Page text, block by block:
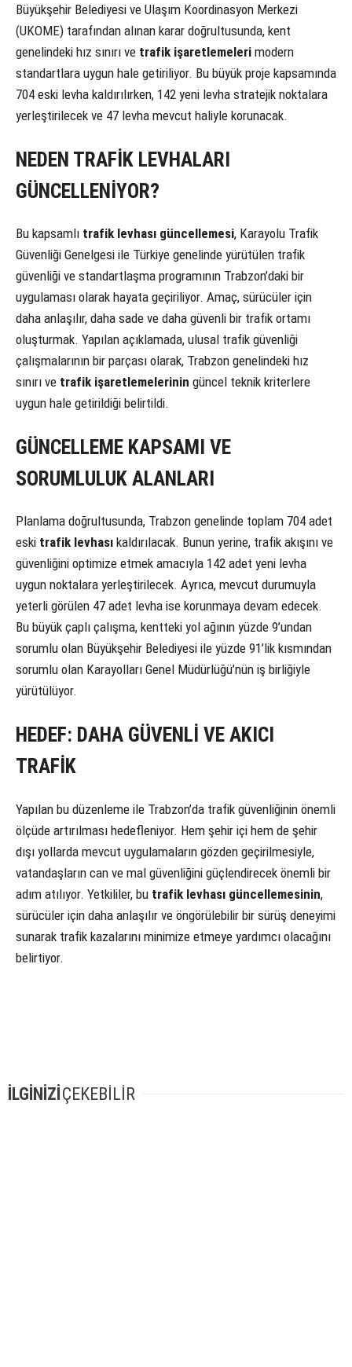
Büyükşehir Belediyesi ve Ulaşım Koordinasyon Merkezi
(UKOME) tarafından alınan karar doğrultusunda, kent
genelindeki hız sınırı ve trafik işaretlemeleri modern
standartlara uygun hale getiriliyor. Bu büyük proje kapsamında
704 eski levha kaldırılırken, 142 yeni levha stratejik noktalara
yerleştirilecek ve 47 levha mevcut haliyle korunacak.
NEDEN TRAFİK LEVHALARI
GÜNCELLENİYOR?
Bu kapsamlı trafik levhası güncellemesi, Karayolu Trafik
Güvenliği Genelgesi ile Türkiye genelinde yürütülen trafik
güvenliği ve standartlaşma programının Trabzon’daki bir
uygulaması olarak hayata geçiriliyor. Amaç, sürücüler için
daha anlaşılır, daha sade ve daha güvenli bir trafik ortamı
oluşturmak. Yapılan açıklamada, ulusal trafik güvenliği
çalışmalarının bir parçası olarak, Trabzon genelindeki hız
sınırı ve trafik işaretlemelerinin güncel teknik kriterlere
uygun hale getirildiği belirtildi.
GÜNCELLEME KAPSAMI VE
SORUMLULUK ALANLARI
Planlama doğrultusunda, Trabzon genelinde toplam 704 adet
eski trafik levhası kaldırılacak. Bunun yerine, trafik akışını ve
güvenliğini optimize etmek amacıyla 142 adet yeni levha
uygun noktalara yerleştirilecek. Ayrıca, mevcut durumuyla
yeterli görülen 47 adet levha ise korunmaya devam edecek.
Bu büyük çaplı çalışma, kentteki yol ağının yüzde 9’undan
sorumlu olan Büyükşehir Belediyesi ile yüzde 91’lik kısmından
sorumlu olan Karayolları Genel Müdürlüğü’nün iş birliğiyle
yürütülüyor.
HEDEF: DAHA GÜVENLİ VE AKICI
TRAFİK
Yapılan bu düzenleme ile Trabzon’da trafik güvenliğinin önemli
ölçüde artırılması hedefleniyor. Hem şehir içi hem de şehir
dışı yollarda mevcut uygulamaların gözden geçirilmesiyle,
vatandaşların can ve mal güvenliğini güçlendirecek önemli bir
adım atılıyor. Yetkililer, bu trafik levhası güncellemesinin,
sürücüler için daha anlaşılır ve öngörülebilir bir sürüş deneyimi
sunarak trafik kazalarını minimize etmeye yardımcı olacağını
belirtiyor.
İLGİNİZİÇEKEBİLİR